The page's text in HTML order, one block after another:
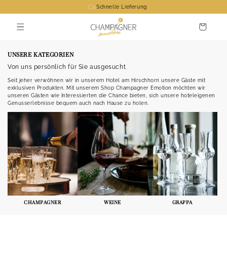
Schnelle Lieferung
Warenkorb
UNSERE KATEGORIEN
Von uns persönlich für Sie ausgesucht
Seit jeher verwöhnen wir in unserem Hotel am Hirschhorn unsere Gäste mit
exklusiven Produkten. Mit unserem Shop Champagner Emotion möchten wir
unseren Gästen wie Interessierten die Chance bieten, sich unsere hoteleigenen
Genusserlebnisse bequem auch nach Hause zu holen.
CHAMPAGNER WEINE GRAPPA